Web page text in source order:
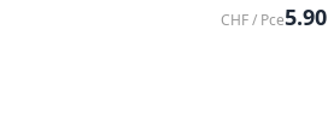
CHF / Pce5.90